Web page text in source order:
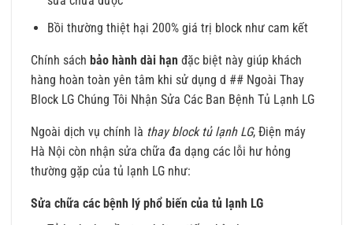
Bồi thường thiệt hại 200% giá trị block như cam kết
Chính sách bảo hành dài hạn đặc biệt này giúp khách
hàng hoàn toàn yên tâm khi sử dụng d ## Ngoài Thay
Block LG Chúng Tôi Nhận Sửa Các Ban Bệnh Tủ Lạnh LG
Ngoài dịch vụ chính là thay block tủ lạnh LG, Điện máy
Hà Nội còn nhận sửa chữa đa dạng các lỗi hư hỏng
thường gặp của tủ lạnh LG như:
Sửa chữa các bệnh lý phổ biến của tủ lạnh LG